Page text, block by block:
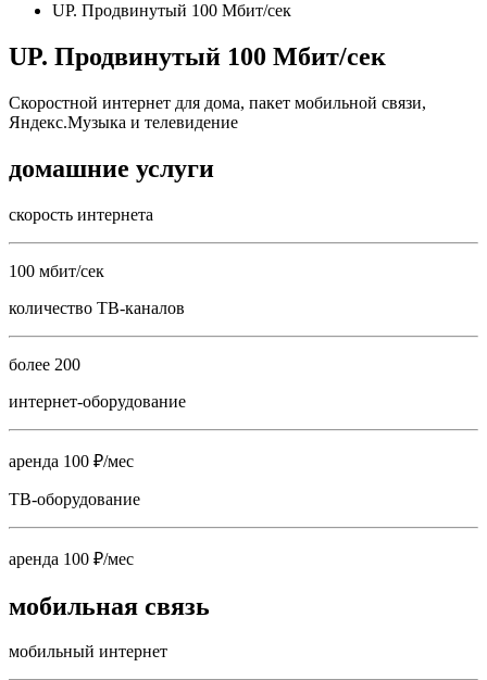
UP. Продвинутый 100 Мбит/сек
UP. Продвинутый 100 Мбит/сек
Скоростной интернет для дома, пакет мобильной связи,
Яндекс.Музыка и телевидение
домашние услуги
скорость интернета
100 мбит/сек
количество ТВ-каналов
более 200
интернет-оборудование
аренда 100 ₽/мес
ТВ-оборудование
аренда 100 ₽/мес
мобильная связь
мобильный интернет